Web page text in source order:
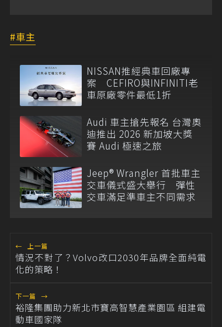
車主
NISSAN推經典車回廠專
案 CEFIRO與INFINITI老
車原廠零件最低1折
Audi 車主搶先報名 台灣奧
迪推出 2026 新加坡大獎
賽 Audi 極速之旅
Jeep® Wrangler 首批車主
交車儀式盛大舉行 彈性
交車滿足準車主不同需求
← 上一篇
情況不對了？Volvo改口2030年品牌全面純電
化的策略！
下一篇 →
裕隆集團助力新北市寶高智慧產業園區 組建電
動車國家隊